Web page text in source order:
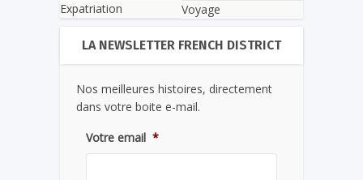
Expatriation
Voyage
LA NEWSLETTER FRENCH DISTRICT
Nos meilleures histoires, directement
dans votre boite e-mail.
Votre email *